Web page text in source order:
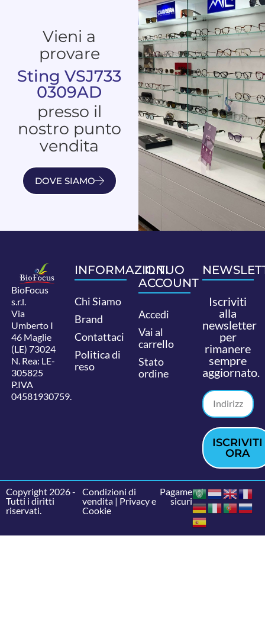
Vieni a
provare
Sting VSJ733
0309AD
presso il
nostro punto
vendita
DOVE SIAMO
BioFocus
s.r.l.
Via
Umberto I
46 Maglie
(LE) 73024
N. Rea: LE-
305825
P.IVA
04581930759.
INFORMAZIONI
Chi Siamo
Brand
Contattaci
Politica di
reso
IL TUO
ACCOUNT
Accedi
Vai al
carrello
Stato
ordine
Iscriviti
alla
newsletter
per
rimanere
sempre
aggiornato.
ISCRIVITI
ORA
Copyright 2026 -
Tutti i diritti
riservati.
Condizioni di
vendita| Privacy e
Cookie
Pagamenti
sicuri